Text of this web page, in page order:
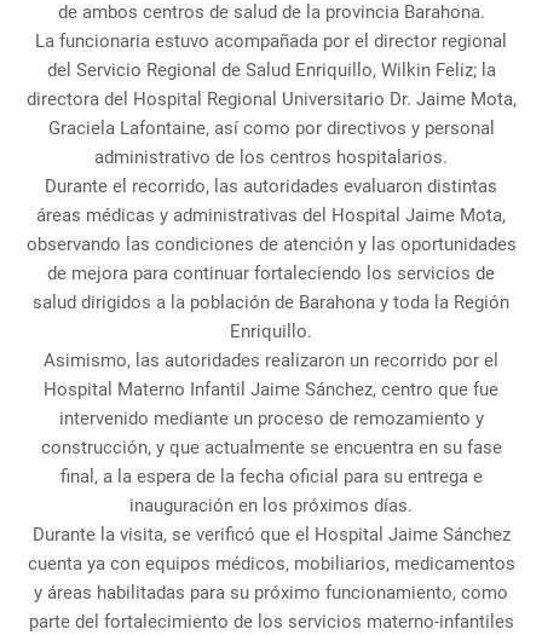
de ambos centros de salud de la provincia Barahona.
La funcionaria estuvo acompañada por el director regional
del Servicio Regional de Salud Enriquillo, Wilkin Feliz; la
directora del Hospital Regional Universitario Dr. Jaime Mota,
Graciela Lafontaine, así como por directivos y personal
administrativo de los centros hospitalarios.
Durante el recorrido, las autoridades evaluaron distintas
áreas médicas y administrativas del Hospital Jaime Mota,
observando las condiciones de atención y las oportunidades
de mejora para continuar fortaleciendo los servicios de
salud dirigidos a la población de Barahona y toda la Región
Enriquillo.
Asimismo, las autoridades realizaron un recorrido por el
Hospital Materno Infantil Jaime Sánchez, centro que fue
intervenido mediante un proceso de remozamiento y
construcción, y que actualmente se encuentra en su fase
final, a la espera de la fecha oficial para su entrega e
inauguración en los próximos días.
Durante la visita, se verificó que el Hospital Jaime Sánchez
cuenta ya con equipos médicos, mobiliarios, medicamentos
y áreas habilitadas para su próximo funcionamiento, como
parte del fortalecimiento de los servicios materno-infantiles